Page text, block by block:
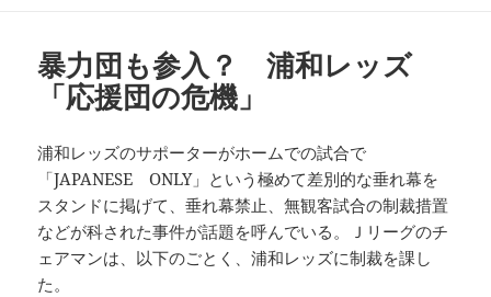
暴力団も参入？ 浦和レッズ
「応援団の危機」
浦和レッズのサポーターがホームでの試合で
「JAPANESE ONLY」という極めて差別的な垂れ幕を
スタンドに掲げて、垂れ幕禁止、無観客試合の制裁措置
などが科された事件が話題を呼んでいる。Ｊリーグのチ
ェアマンは、以下のごとく、浦和レッズに制裁を課し
た。